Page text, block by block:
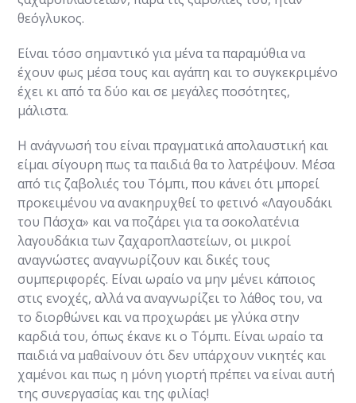
θεόγλυκος.
Είναι τόσο σημαντικό για μένα τα παραμύθια να
έχουν φως μέσα τους και αγάπη και το συγκεκριμένο
έχει κι από τα δύο και σε μεγάλες ποσότητες,
μάλιστα.
Η ανάγνωσή του είναι πραγματικά απολαυστική και
είμαι σίγουρη πως τα παιδιά θα το λατρέψουν. Μέσα
από τις ζαβολιές του Τόμπι, που κάνει ότι μπορεί
προκειμένου να ανακηρυχθεί το φετινό «Λαγουδάκι
του Πάσχα» και να ποζάρει για τα σοκολατένια
λαγουδάκια των ζαχαροπλαστείων, οι μικροί
αναγνώστες αναγνωρίζουν και δικές τους
συμπεριφορές. Είναι ωραίο να μην μένει κάποιος
στις ενοχές, αλλά να αναγνωρίζει το λάθος του, να
το διορθώνει και να προχωράει με γλύκα στην
καρδιά του, όπως έκανε κι ο Τόμπι. Είναι ωραίο τα
παιδιά να μαθαίνουν ότι δεν υπάρχουν νικητές και
χαμένοι και πως η μόνη γιορτή πρέπει να είναι αυτή
της συνεργασίας και της φιλίας!